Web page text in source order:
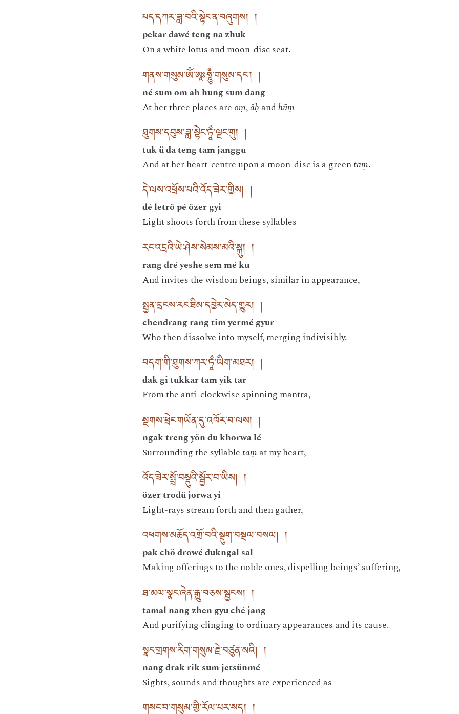
པད་དཀར་ཟླ་བའི་སྟེང་ན་བཞུགས། །
pekar dawé teng na zhuk
On a white lotus and moon-disc seat.
གནས་གསུམ་ཨོྃ་ཨཱཿཧཱུྃ་གསུམ་དང་། །
né sum om ah hung sum dang
At her three places are oṃ,āḥandhūṃ
ཐུགས་དབུས་ཟླ་སྟེང་ཏཱྃ་ལྗང་གུ། །
tuk ü da teng tam janggu
And at her heart-centre upon a moon-disc is a greentāṃ.
དེ་ལས་འཕྲོས་པའི་འོད་ཟེར་གྱིས། །
dé letrö pé özer gyi
Light shoots forth from these syllables
རང་འདྲའི་ཡེ་ཤེས་སེམས་མའི་སྐུ། །
rang dré yeshe sem mé ku
And invites the wisdom beings, similar in appearance,
སྤྱན་དྲངས་རང་ཐིམ་དབྱེར་མེད་གྱུར། །
chendrang rang tim yermé gyur
Who then dissolve into myself, merging indivisibly.
བདག་གི་ཐུགས་ཀར་ཏཱྃ་ཡིག་མཐར། །
dak gi tukkar tam yik tar
From the anti-clockwise spinning mantra,
སྔགས་ཕྲེང་གཡོན་དུ་འཁོར་བ་ལས། །
ngak treng yön du khorwa lé
Surrounding the syllable tāṃat my heart,
འོད་ཟེར་སྤྲོ་བསྡུའི་སྦྱོར་བ་ཡིས། །
özer trodü jorwa yi
Light-rays stream forth and then gather,
འཕགས་མཆོད་འགྲོ་བའི་སྡུག་བསྔལ་བསལ། །
pak chö drowé dukngal sal
Making offerings to the noble ones, dispelling beings’ suffering,
ཐ་མལ་སྣང་ཞེན་རྒྱུ་བཅས་སྦྱངས། །
tamal nang zhen gyu ché jang
And purifying clinging to ordinary appearances and its cause.
སྣང་གྲགས་རིག་གསུམ་རྗེ་བཙུན་མའི། །
nang drak rik sum jetsünmé
Sights, sounds and thoughts are experienced as